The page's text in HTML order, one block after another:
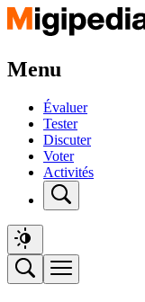
Menu
Évaluer
Tester
Discuter
Voter
Activités